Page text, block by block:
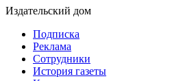
Издательский дом
Подписка
Реклама
Сотрудники
История газеты